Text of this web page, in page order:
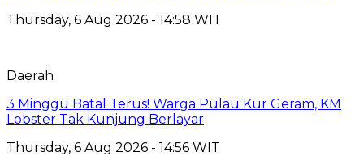
Thursday, 6 Aug 2026 - 14:58 WIT
Daerah
3 Minggu Batal Terus! Warga Pulau Kur Geram, KM
Lobster Tak Kunjung Berlayar
Thursday, 6 Aug 2026 - 14:56 WIT